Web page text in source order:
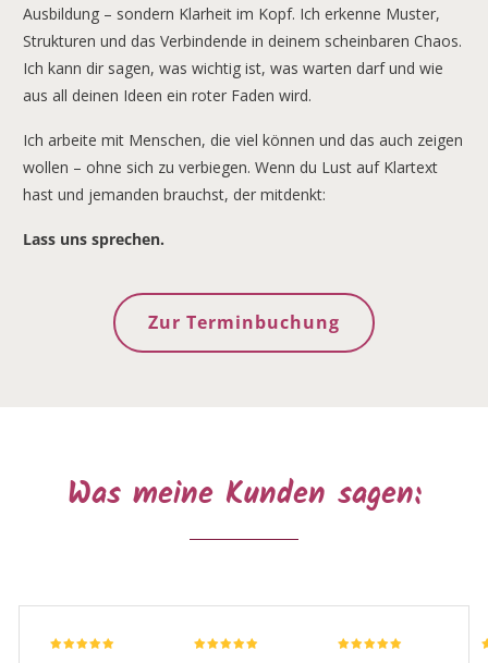
Ausbildung – sondern Klarheit im Kopf. Ich erkenne Muster,
Strukturen und das Verbindende in deinem scheinbaren Chaos.
Ich kann dir sagen, was wichtig ist, was warten darf und wie
aus all deinen Ideen ein roter Faden wird.
Ich arbeite mit Menschen, die viel können und das auch zeigen
wollen – ohne sich zu verbiegen. Wenn du Lust auf Klartext
hast und jemanden brauchst, der mitdenkt:
Lass uns sprechen.
Zur Terminbuchung
Was meine Kunden sagen: